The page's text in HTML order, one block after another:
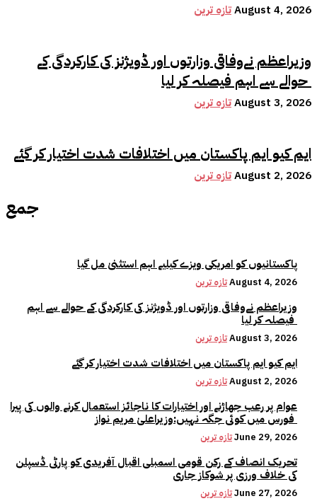
تازہ ترینAugust 4, 2026
وزیراعظم نےوفاقی وزارتوں اور ڈویژنز کی کارکردگی کے
حوالے سے اہم فیصلہ کر لیا
تازہ ترینAugust 3, 2026
ایم کیو ایم پاکستان میں اختلافات شدت اختیار کر گئے
تازہ ترینAugust 2, 2026
جمع
پاکستانیوں کو امریکی ویزے کیلیے اہم استثنیٰ مل گیا
تازہ ترینAugust 4, 2026
وزیراعظم نےوفاقی وزارتوں اور ڈویژنز کی کارکردگی کے حوالے سے اہم
تازہ ترینAugust 3, 2026
ایم کیو ایم پاکستان میں اختلافات شدت اختیار کر گئے
تازہ ترینAugust 2, 2026
عوام پر رعب جھاڑنے اور اختیارات کا ناجائز استعمال کرنے والوں کی پیرا
تازہ ترینJune 29, 2026
تحریک انصاف کے رکن قومی اسمبلی اقبال آفریدی کو پارٹی ڈسپلن
کی خلاف ورزی پر شوکاز جاری
تازہ ترینJune 27, 2026